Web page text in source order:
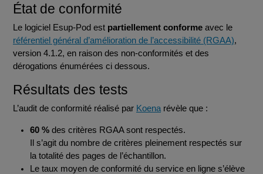
État de conformité
Le logiciel Esup-Pod est partiellement conforme avec le
référentiel général d’amélioration de l’accessibilité (RGAA),
version 4.1.2, en raison des non-conformités et des
dérogations énumérées ci dessous.
Résultats des tests
L’audit de conformité réalisé par Koena révèle que :
60 % des critères RGAA sont respectés.
Il s’agit du nombre de critères pleinement respectés sur
la totalité des pages de l’échantillon.
Le taux moyen de conformité du service en ligne s’élève